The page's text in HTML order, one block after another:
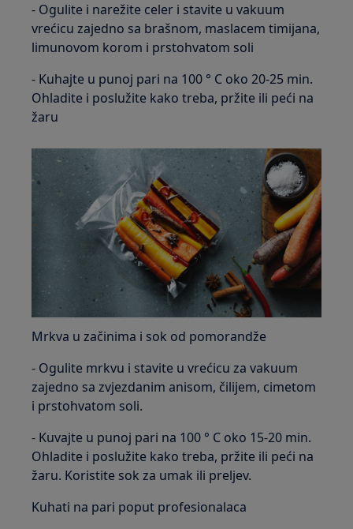
- Ogulite i narežite celer i stavite u vakuum
vrećicu zajedno sa brašnom, maslacem timijana,
limunovom korom i prstohvatom soli
- Kuhajte u punoj pari na 100 ° C oko 20-25 min.
Ohladite i poslužite kako treba, pržite ili peći na
žaru
Mrkva u začinima i sok od pomorandže
- Ogulite mrkvu i stavite u vrećicu za vakuum
zajedno sa zvjezdanim anisom, čilijem, cimetom
i prstohvatom soli.
- Kuvajte u punoj pari na 100 ° C oko 15-20 min.
Ohladite i poslužite kako treba, pržite ili peći na
žaru. Koristite sok za umak ili preljev.
Kuhati na pari poput profesionalaca